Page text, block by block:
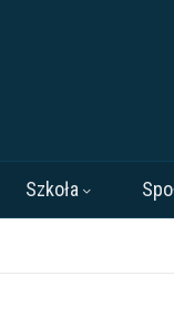
Szkoła